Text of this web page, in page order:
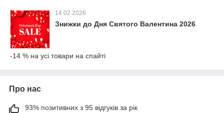
14.02.2026
Знижки до Дня Святого Валентина 2026
-14 % на усі товари на спайті
Про нас
93% позитивних з 95 відгуків за рік